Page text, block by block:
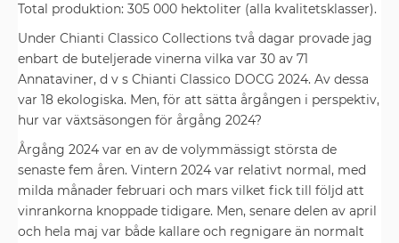
Total produktion: 305 000 hektoliter (alla kvalitetsklasser).
Under Chianti Classico Collections två dagar provade jag
enbart de buteljerade vinerna vilka var 30 av 71
Annataviner, d v s Chianti Classico DOCG 2024. Av dessa
var 18 ekologiska. Men, för att sätta årgången i perspektiv,
hur var växtsäsongen för årgång 2024?
Årgång 2024 var en av de volymmässigt största de
senaste fem åren. Vintern 2024 var relativt normal, med
milda månader februari och mars vilket fick till följd att
vinrankorna knoppade tidigare. Men, senare delen av april
och hela maj var både kallare och regnigare än normalt